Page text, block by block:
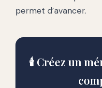
permet d’avancer.
🕯️ Créez un